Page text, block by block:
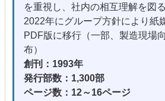
を重視し、社内の相互理解を図る
2022年にグループ方針により紙
PDF版に移行（一部、製造現場
布）
創刊：1993年
発行部数：1,300部
ページ数：12～16ページ